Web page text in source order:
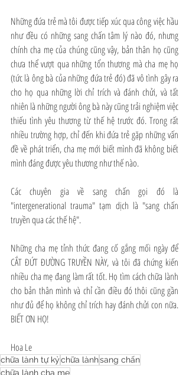
Những đứa trẻ mà tôi được tiếp xúc qua công việc hầu
như đều có những sang chấn tâm lý nào đó, nhưng
chính cha mẹ của chúng cũng vậy, bản thân họ cũng
chưa thể vượt qua những tổn thương mà cha mẹ họ
(tức là ông bà của những đứa trẻ đó) đã vô tình gây ra
cho họ qua những lời chỉ trích và đánh chửi, và tất
nhiên là những người ông bà này cũng trải nghiệm việc
thiếu tình yêu thương từ thế hệ trước đó. Trong rất
nhiều trường hợp, chỉ đến khi đứa trẻ gặp những vấn
đề về phát triển, cha mẹ mới biết mình đã không biết
mình đáng được yêu thương như thế nào.
Các chuyên gia về sang chấn gọi đó là
"intergenerational trauma" tạm dịch là "sang chấn
truyền qua các thế hệ".
Những cha mẹ tỉnh thức đang cố gắng mối ngày để
CẮT ĐỨT ĐƯỜNG TRUYỀN NÀY, và tôi đã chứng kiến
nhiều cha mẹ đang làm rất tốt. Họ tìm cách chữa lành
cho bản thân mình và chỉ cần điều đó thôi cũng gần
như đủ để họ không chỉ trích hay đánh chửi con nữa.
BIẾT ƠN HỌ!
Hoa Le
chữa lành tự kỷchữa lànhsang chấn
chữa lành cha mẹ